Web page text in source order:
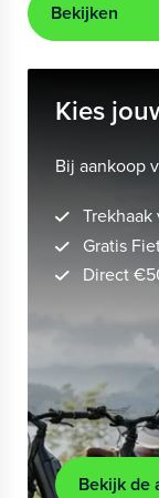
Bekijken
Kies
Bij aankoop
Gratis
Direct
Bekijk de